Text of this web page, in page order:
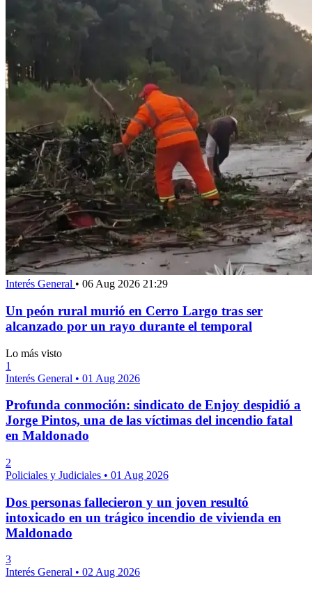
Interés General • 06 Aug 2026 21:29
Un peón rural murió en Cerro Largo tras ser
alcanzado por un rayo durante el temporal
Lo más visto
1
Interés General • 01 Aug 2026
Profunda conmoción: sindicato de Enjoy despidió a
Jorge Pintos, una de las víctimas del incendio fatal
en Maldonado
2
Policiales y Judiciales • 01 Aug 2026
Dos personas fallecieron y un joven resultó
intoxicado en un trágico incendio de vivienda en
Maldonado
3
Interés General • 02 Aug 2026